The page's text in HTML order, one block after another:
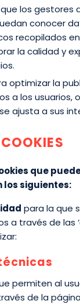
los gestores
conocer
recopilados
la calidad y
optimizar la
a los usuarios,
ajusta a sus
que
los siguientes:
para la que
a través de las
permiten al
de la